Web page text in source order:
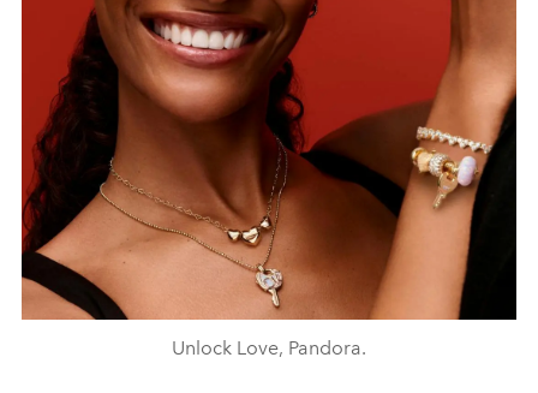
Unlock Love, Pandora.